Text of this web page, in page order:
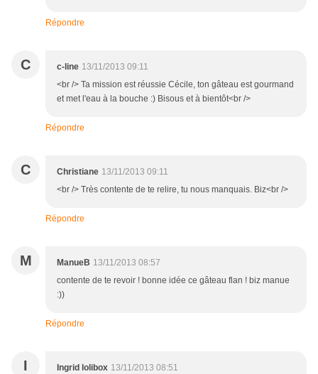
Répondre
C c-line 13/11/2013 09:11
<br /> Ta mission est réussie Cécile, ton gâteau est gourmand
et met l'eau à la bouche :) Bisous et à bientôt<br />
Répondre
C Christiane 13/11/2013 09:11
<br /> Très contente de te relire, tu nous manquais. Biz<br />
Répondre
M ManueB 13/11/2013 08:57
contente de te revoir ! bonne idée ce gâteau flan ! biz manue
:))
Répondre
I Ingrid lolibox 13/11/2013 08:51